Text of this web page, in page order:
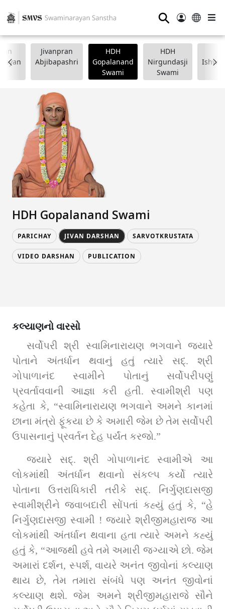
⚲
Jivanpran
Abjibapashri
HDH
Gopalanand
Swami
HDH
Nirgundasji
Swami
HDH Gopalanand Swami
PARICHAY JIVAN DARSHAN SARVOTKRUSTATA
VIDEO DARSHAN PUBLICATION
કલ્યાણનો વારસો
સર્વોપરી શ્રી સ્વામિનારાયણ ભગવાને જ્યારે
પોતાને અંતર્ધાન થવાનું હતું ત્યારે સદ્‌. શ્રી
ગોપાળાનંદ સ્વામીને પોતાનું સર્વોપરીપણું
પ્રવર્તાવવાની આજ્ઞા કરી હતી. સ્વામીશ્રી પણ
કહેતા કે, “સ્વામિનારાયણ ભગવાને અમને કાનમાં
છાના મંત્રો ફૂંકયા છે કે અમારી જેમ છે તેમ સર્વોપરી
ઉપાસનાનું પ્રવર્તન દેહ પર્યંત કરજો.”
જ્યારે સદ્‌. શ્રી ગોપાળાનંદ સ્વામીએ આ
લોકમાંથી અંતર્ધાન થવાનો સંકલ્પ કર્યો ત્યારે
પોતાના ઉત્તરાધિકારી તરીકે સદ્‌. નિર્ગુણદાસજી
સ્વામીશ્રીને જવાબદારી સોંપતાં કહ્યું હતું કે, “હે
નિર્ગુણદાસજી સ્વામી ! જ્યારે શ્રીજીમહારાજ આ
લોકમાંથી અંતર્ધાન થવાના હતા ત્યારે અમને કહ્યું
હતું કે, “આજથી હવે તમે અમારી જગ્યાએ છો. જેમ
અમારાં દર્શન, સ્પર્શ, વાયરે અનંત જીવોનાં કલ્યાણ
થાય છે, તેમ તમારા સંબંધે પણ અનંત જીવોનાં
કલ્યાણ થશે. જેમ અમને શ્રીજીમહારાજે સૌને